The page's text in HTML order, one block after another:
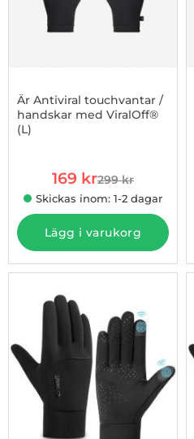
Är Antiviral touchvantar /
handskar med ViralOff®
(L)
rea pris
169 krtidigare pris
299 kr
Skickas inom: 1-2 dagar
Lägg i varukorg